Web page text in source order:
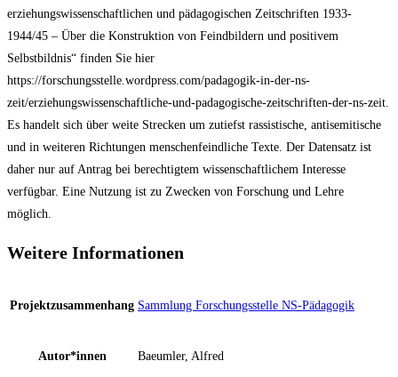
erziehungswissenschaftlichen und pädagogischen Zeitschriften 1933-
1944/45 – Über die Konstruktion von Feindbildern und positivem
Selbstbildnis“ finden Sie hier
https://forschungsstelle.wordpress.com/padagogik-in-der-ns-
zeit/erziehungswissenschaftliche-und-padagogische-zeitschriften-der-ns-zeit.
Es handelt sich über weite Strecken um zutiefst rassistische, antisemitische
und in weiteren Richtungen menschenfeindliche Texte. Der Datensatz ist
daher nur auf Antrag bei berechtigtem wissenschaftlichem Interesse
verfügbar. Eine Nutzung ist zu Zwecken von Forschung und Lehre
möglich.
Weitere Informationen
Projektzusammenhang Sammlung Forschungsstelle NS-Pädagogik
Autor*innen Baeumler, Alfred